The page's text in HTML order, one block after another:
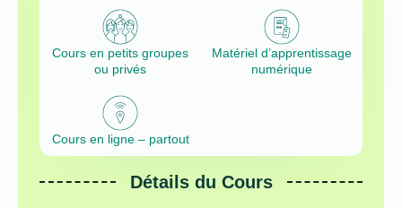
Cours en petits groupes
ou privés
Matériel d’apprentissage
numérique
Cours en ligne – partout
Détails du Cours